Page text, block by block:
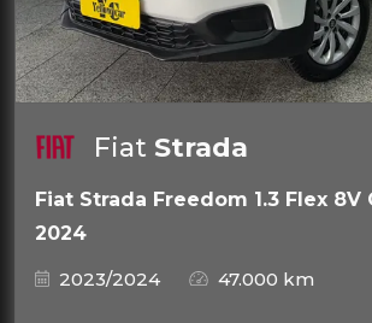
Fiat Strada
Fiat Strada Freedom 1.3 Flex 8V
2024
2023/2024
47.000 km